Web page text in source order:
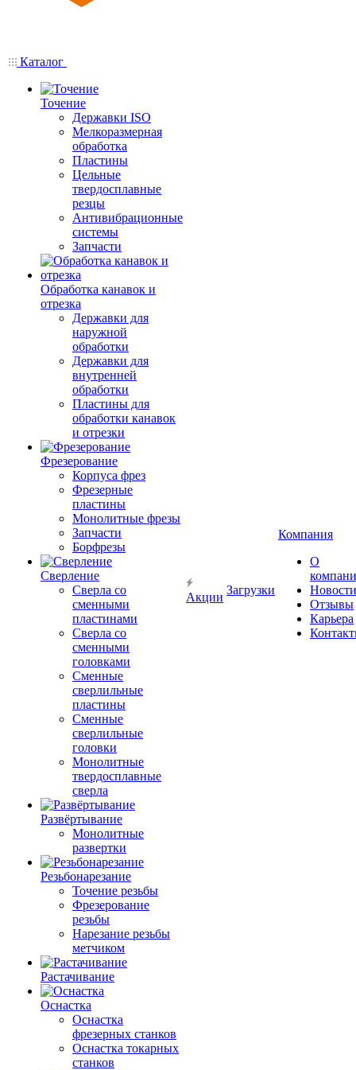
Каталог
Точение
Державки ISO
Мелкоразмерная
обработка
Пластины
Цельные
твердосплавные
резцы
Антивибрационные
системы
Запчасти
Обработка канавок и
отрезка
Державки для
наружной
обработки
Державки для
внутренней
обработки
Пластины для
обработки канавок
и отрезки
Фрезерование
Корпуса фрез
Фрезерные
пластины
Монолитные фрезы
Запчасти
Борфрезы
Сверление
Сверла со
сменными
пластинами
Сверла со
сменными
головками
Сменные
сверлильные
пластины
Сменные
сверлильные
головки
Монолитные
твердосплавные
сверла
Развёртывание
Монолитные
развертки
Резьбонарезание
Точение резьбы
Фрезерование
резьбы
Нарезание резьбы
метчиком
Растачивание
Оснастка
Оснастка
фрезерных станков
Оснастка токарных
станков
Акции
Загрузки
Компания
О
Новости
Отзывы
Карьера